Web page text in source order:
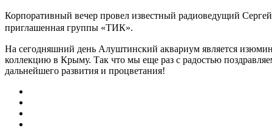
Корпоративный вечер провел известный радиоведущий
приглашенная группы «ТИК».
На сегодняшний день Алуштинский аквариум является
коллекцию в Крыму. Так что мы еще раз с радостью
дальнейшего развития и процветания!